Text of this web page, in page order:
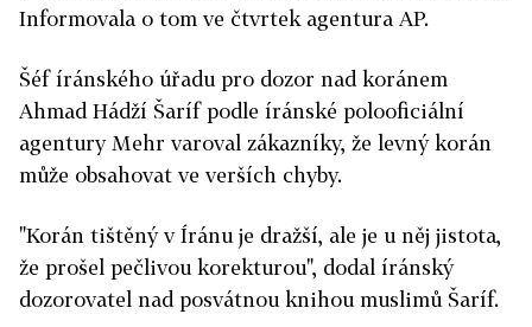
Informovala o tom ve čtvrtek agentura AP.
Šéf íránského úřadu pro dozor nad koránem
Ahmad Hádží Šaríf podle íránské polooficiální
agentury Mehr varoval zákazníky, že levný korán
může obsahovat ve verších chyby.
"Korán tištěný v Íránu je dražší, ale je u něj jistota,
že prošel pečlivou korekturou", dodal íránský
dozorovatel nad posvátnou knihou muslimů Šaríf.